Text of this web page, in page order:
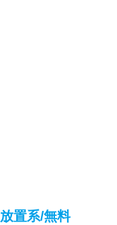
放置系/無料